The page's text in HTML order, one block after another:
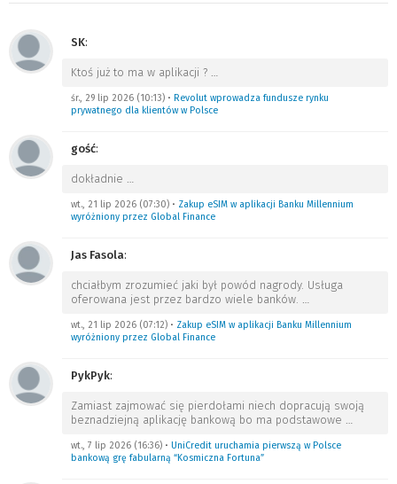
SK:
Ktoś już to ma w aplikacji ? …
śr., 29 lip 2026 (10:13) • Revolut wprowadza fundusze rynku
prywatnego dla klientów w Polsce
gość:
dokładnie …
wt., 21 lip 2026 (07:30) • Zakup eSIM w aplikacji Banku Millennium
wyróżniony przez Global Finance
Jas Fasola:
chciałbym zrozumieć jaki był powód nagrody. Usługa
oferowana jest przez bardzo wiele banków. …
wt., 21 lip 2026 (07:12) • Zakup eSIM w aplikacji Banku Millennium
wyróżniony przez Global Finance
PykPyk:
Zamiast zajmować się pierdołami niech dopracują swoją
beznadziejną aplikację bankową bo ma podstawowe …
wt., 7 lip 2026 (16:36) • UniCredit uruchamia pierwszą w Polsce
bankową grę fabularną “Kosmiczna Fortuna”